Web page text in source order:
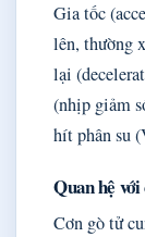
Gia tốc
lên, thường
lại
(nhịp giảm
hít phân su
Quan hệ với
Cơn gò tử